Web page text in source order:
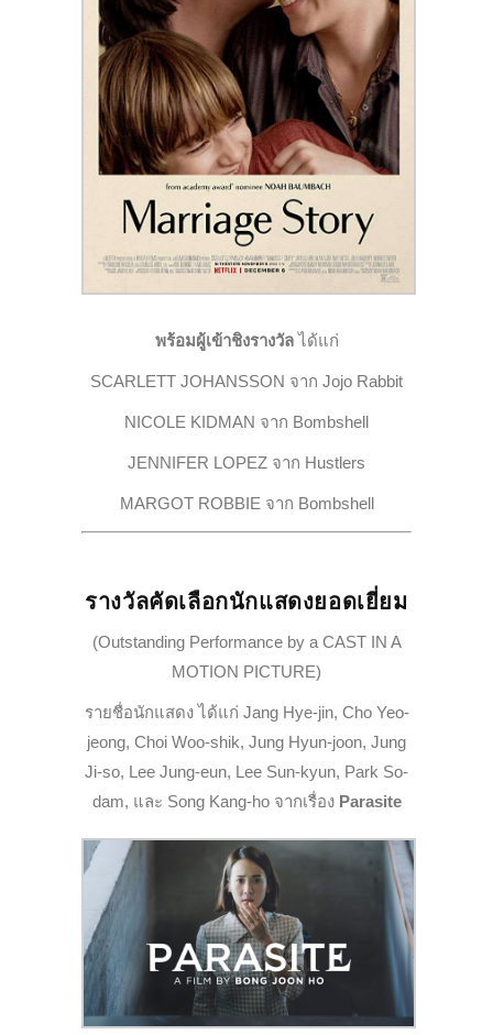
พร้อมผู้เข้าชิงรางวัลได้แก่
SCARLETT JOHANSSON จาก Jojo Rabbit
NICOLE KIDMAN จาก Bombshell
JENNIFER LOPEZ จาก Hustlers
MARGOT ROBBIE จาก Bombshell
รางวัลคัดเลือกนักแสดงยอดเยี่ยม
(Outstanding Performance by a CAST IN A
MOTION PICTURE)
รายชื่อนักแสดง ได้แก่ Jang Hye-jin, Cho Yeo-
jeong, Choi Woo-shik, Jung Hyun-joon, Jung
Ji-so, Lee Jung-eun, Lee Sun-kyun, Park So-
dam, และ Song Kang-ho จากเรื่อง Parasite